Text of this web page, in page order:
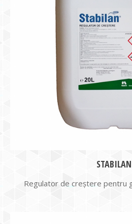
STABILAN
Regulator de creștere pentru